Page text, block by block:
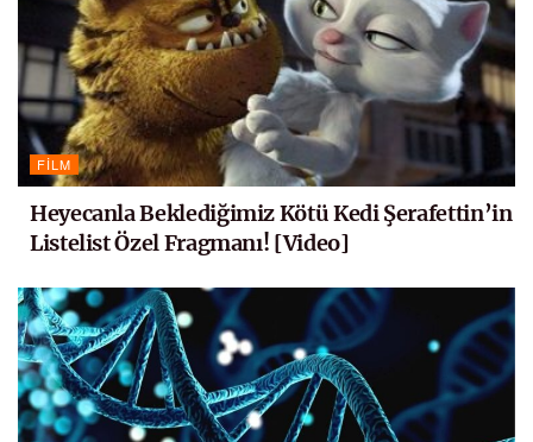
FILM
Heyecanla Beklediğimiz Kötü Kedi Şerafettin’in
Listelist Özel Fragmanı! [Video]